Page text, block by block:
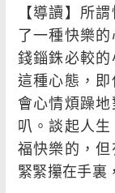
疾病
【導讀】所
了一種快樂
錢錙銖必較
這種心態，
會心情煩躁
叭。談起人
福快樂的，
緊緊攥在手裏